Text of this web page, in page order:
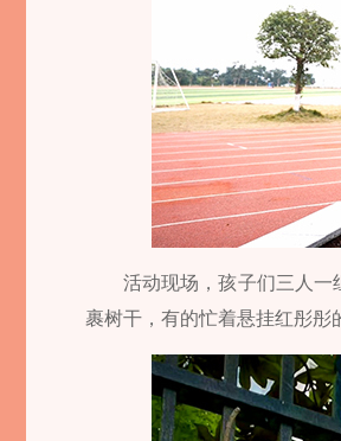
活动现场，孩子们三人一
裹树干，有的忙着悬挂红彤